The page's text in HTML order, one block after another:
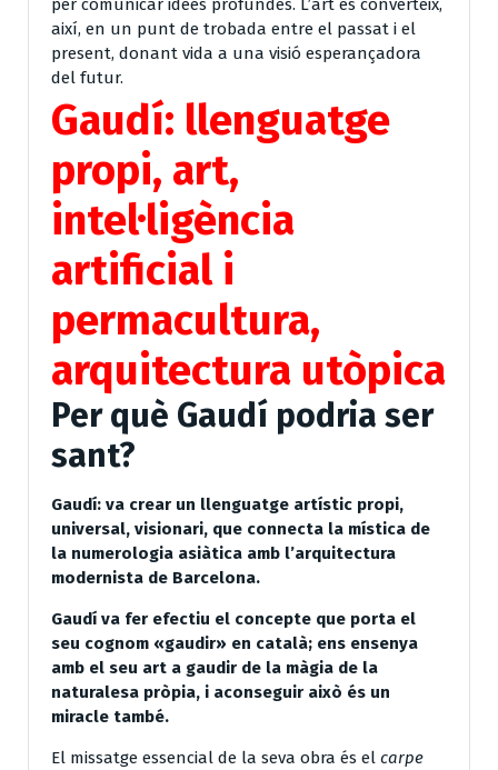
per comunicar idees profundes. L’art es converteix,
així, en un punt de trobada entre el passat i el
present, donant vida a una visió esperançadora
del futur.
Gaudí: llenguatge
propi, art,
intel·ligència
artificial i
permacultura,
arquitectura utòpica
Per què Gaudí podria ser
sant?
Gaudí: va crear un llenguatge artístic propi,
universal, visionari, que connecta la mística de
la numerologia asiàtica amb l’arquitectura
modernista de Barcelona.
Gaudí va fer efectiu el concepte que porta el
seu cognom «gaudir» en català; ens ensenya
amb el seu art a gaudir de la màgia de la
naturalesa pròpia, i aconseguir això és un
miracle també.
El missatge essencial de la seva obra és el carpe